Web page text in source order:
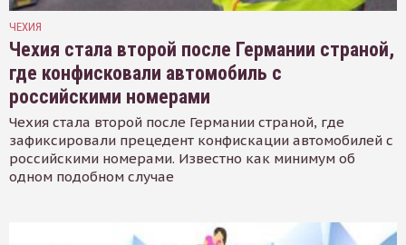
ЧЕХИЯ
Чехия стала второй после Германии страной,
где конфисковали автомобиль с
российскими номерами
Чехия стала второй после Германии страной, где
зафиксировали прецедент конфискации автомобилей с
российскими номерами. Известно как минимум об
одном подобном случае